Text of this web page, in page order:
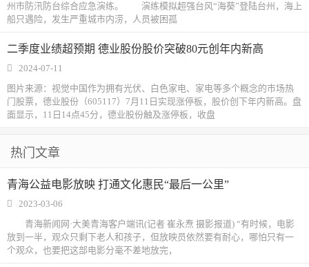
州市防汛防台综合应急演练。 演练模拟超强台风“海葵”登陆台州，海上
船只遇险，发生严重城市内涝，人员被困孤
二季度业绩超预期 德业股份股价突破80元创年内新高
2024-07-11
图片来源：视觉中国作为拥有光伏、白色家电、家电等多个概念的市场热
门股票，德业股份（605117）7月11日实现涨停板，股价创下年内新高。盘
面显示，11日14点45分，德业股份触及涨停板，收盘
热门文章
青海公益电影放映 打通文化惠民“最后一公里”
2023-03-06
青海新闻网·大美青海客户端讯(记者 崔永焘 摄影报道) “有时候，电影
放到一半，观众只剩下老人和孩子，但放映员依然要有耐心，哪怕只有一
个观众，也要把这部电影分毫不差地放完，